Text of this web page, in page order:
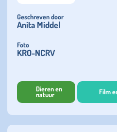
Geschreven door
Anita Middel
Foto
KRO-NCRV
Dieren en
natuur Film